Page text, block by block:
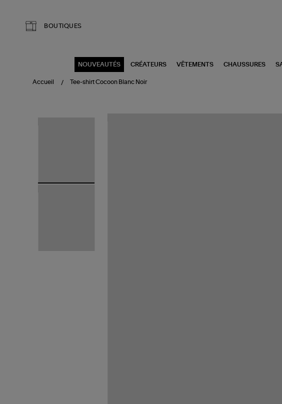
BOUTIQUES
NOUVEAUTÉS CRÉATEURS VÊTEMENTS CHAUSSURES
Accueil Tee-shirt Cocoon Blanc Noir